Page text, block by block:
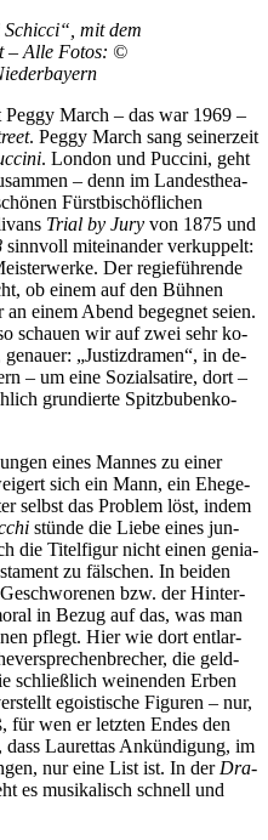
Schic­ci“, mit dem
– Alle Fo­tos: ©
March – das war 1969 –
. Peg­gy March sang sei­ner­zeit
. Lon­don und Puc­ci­ni, geht
– denn im Lan­des­thea­
Fürst­bi­schöf­li­chen
Tri­al by Jury von 1875 und
sinn­voll mit­ein­an­der ver­kup­pelt:
Der re­gie­füh­ren­de
ob ei­nem auf den Büh­nen
ei­nem Abend be­geg­net sei­en.
schau­en wir auf zwei sehr ko­
„Jus­tiz­dra­men“, in de­
– um eine So­zi­al­sa­ti­re, dort –
grun­dier­te Spitz­bu­ben­ko­
ei­nes Man­nes zu ei­ner
sich ein Mann, ein Ehe­ge­
selbst das Pro­blem löst, in­dem
stün­de die Lie­be ei­nes jun­
die Ti­tel­fi­gur nicht ei­nen ge­nia­
zu fäl­schen. In bei­den
bzw. der Hin­ter­
in Be­zug auf das, was man
pflegt. Hier wie dort ent­lar­
die geld­
schließ­lich wei­nen­den Er­ben
ego­is­ti­sche Fi­gu­ren – nur,
für wen er letz­ten En­des den
Lau­ret­t­as An­kün­di­gung, im
nur eine List ist. In der Dra­
es mu­si­ka­lisch schnell und